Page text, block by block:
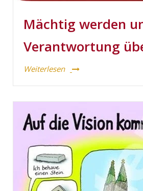
Mächtig werden
Verantwortung
Weiterlesen